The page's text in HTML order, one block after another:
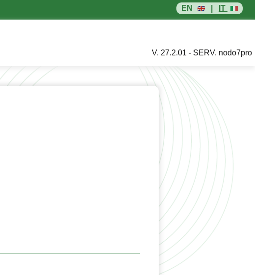
EN IT
V. 27.2.01 - SERV. nodo7pro